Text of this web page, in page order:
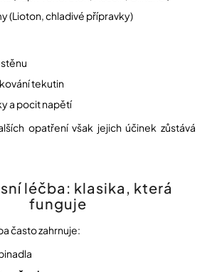
(Lioton, chladivé přípravky)
tekutin
a pocit napětí
opatření však jejich účinek zůstává
léčba: klasika, která
funguje
často zahrnuje: